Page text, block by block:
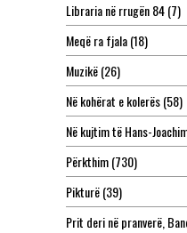
Libraria në rrugën 84(7)
Meqë ra fjala(18)
Muzikë(26)
Në kohërat e kolerës(58)
Në kujtim të Hans-
Përkthim(730)
Pikturë(39)
Prit deri në pranverë,